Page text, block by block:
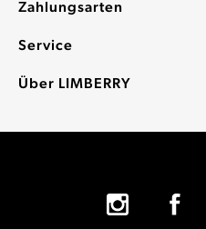
Zahlungsarten
Service
Über LIMBERRY